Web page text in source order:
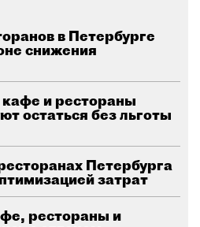
в Петербурге
снижения
кафе и рестораны
остаться без льготы
Петербурга
затрат
рестораны и